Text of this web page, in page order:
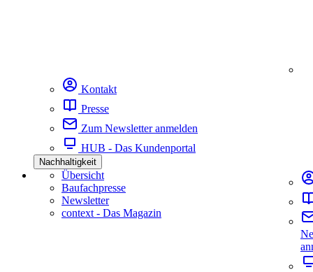
Kontakt
Presse
Zum Newsletter anmelden
HUB - Das Kundenportal
Nachhaltigkeit
Übersicht
Baufachpresse
Newsletter
context - Das Magazin